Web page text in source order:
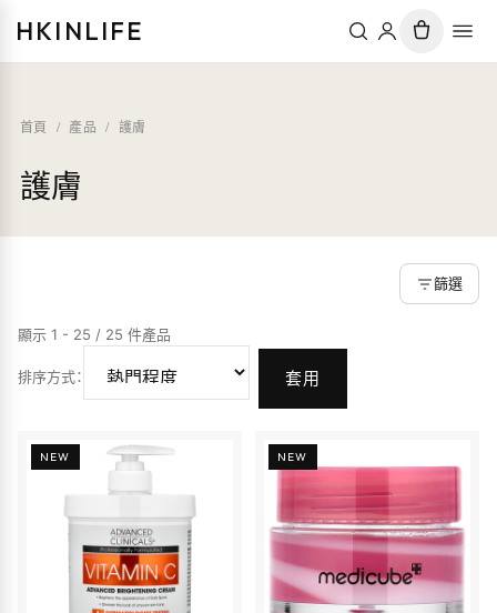
HKINLIFE
首頁 / 產品 / 護膚
護膚
篩選
顯示 1 - 25 / 25 件產品
排序方式： 套用
NEW NEW